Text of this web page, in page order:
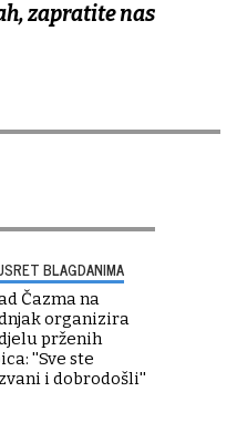
zapratite nas
BLAGDANIMA
Čazma na
organizira
prženih
''Sve ste
i dobrodošli''